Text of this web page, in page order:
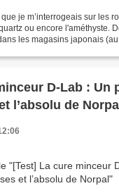
je m’interrogeais sur les
ou encore l'améthyste.
les magasins japonais
D-Lab : Un
l’absolu de Norpal